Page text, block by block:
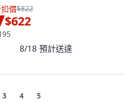
價$822
$622
8/18 預計送達
3 4 5